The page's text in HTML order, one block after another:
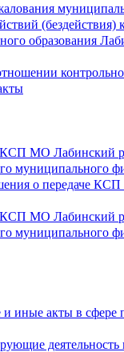
(бездействия)
образования
КСП МО Лабинский
муниципального
о передаче
КСП МО Лабинский
муниципального
иные акты в сфере
деятельность